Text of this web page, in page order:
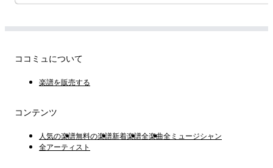
ココミュについて
楽譜を販売する
コンテンツ
人気の楽譜無料の楽譜新着楽譜全楽曲全ミュージシャン
全アーティスト